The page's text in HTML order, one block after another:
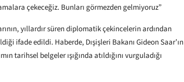
çekeceğiz. Bunları görmezden gelmiyoruz”
yıllardır süren diplomatik çekincelerin ardından
ifade edildi. Haberde, Dışişleri Bakanı Gideon Saar’ın
tarihsel belgeler ışığında atıldığını vurguladığı